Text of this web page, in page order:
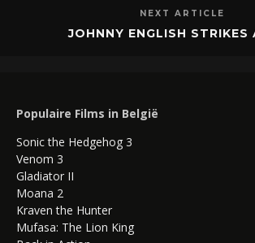
NEXT ARTICLE
JOHNNY ENGLISH STRIKES
Populaire Films in België
Sonic the Hedgehog 3
Venom 3
Gladiator II
Moana 2
Kraven the Hunter
Mufasa: The Lion King